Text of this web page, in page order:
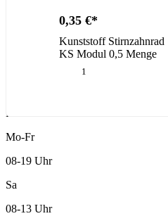
0,35 €
Kunststoff Stirnzahnrad
KS Modul 0,5 Menge
Kundenservice
Mo-Fr
08-19 Uhr
Sa
08-13 Uhr